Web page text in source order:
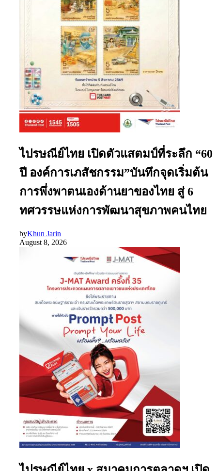
ไปรษณีย์ไทย เปิดตัวแสตมป์ที่ระลึก “60
ปี องค์การเภสัชกรรม”บันทึกจุดเริ่มต้น
การพึ่งพาตนเองด้านยาของไทย สู่ 6
ทศวรรษแห่งการพัฒนาสุขภาพคนไทย
byKhun Jarin
August 8, 2026